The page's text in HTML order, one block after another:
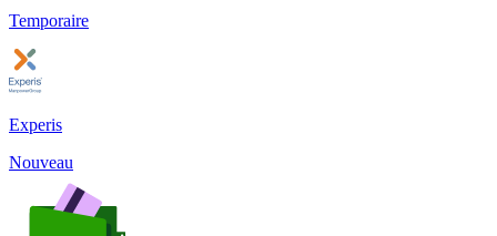
Temporaire
Experis
Nouveau